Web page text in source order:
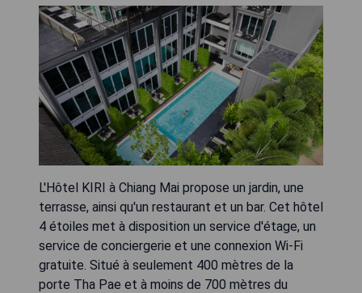
L'Hôtel KIRI à Chiang Mai propose un jardin, une
terrasse, ainsi qu'un restaurant et un bar. Cet hôtel
4 étoiles met à disposition un service d'étage, un
service de conciergerie et une connexion Wi-Fi
gratuite. Situé à seulement 400 mètres de la
porte Tha Pae et à moins de 700 mètres du